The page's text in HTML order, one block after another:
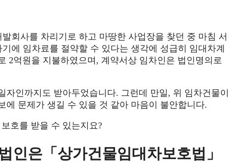
회사를 차리기로 하고 마땅한 사업장을 찾던 중 마침 서
에 임차료를 절약할 수 있다는 생각에 성급히 임대차계
2억원을 지불하였으며, 계약서상 임차인은 법인명의로
인까지도 받아두었습니다. 그런데 만일, 위 임차건물이
문제가 생길 수 있을 것 같아 마음이 불안합니다.
호를 받을 수 있는지요?
인은「상가건물임대차보호법」